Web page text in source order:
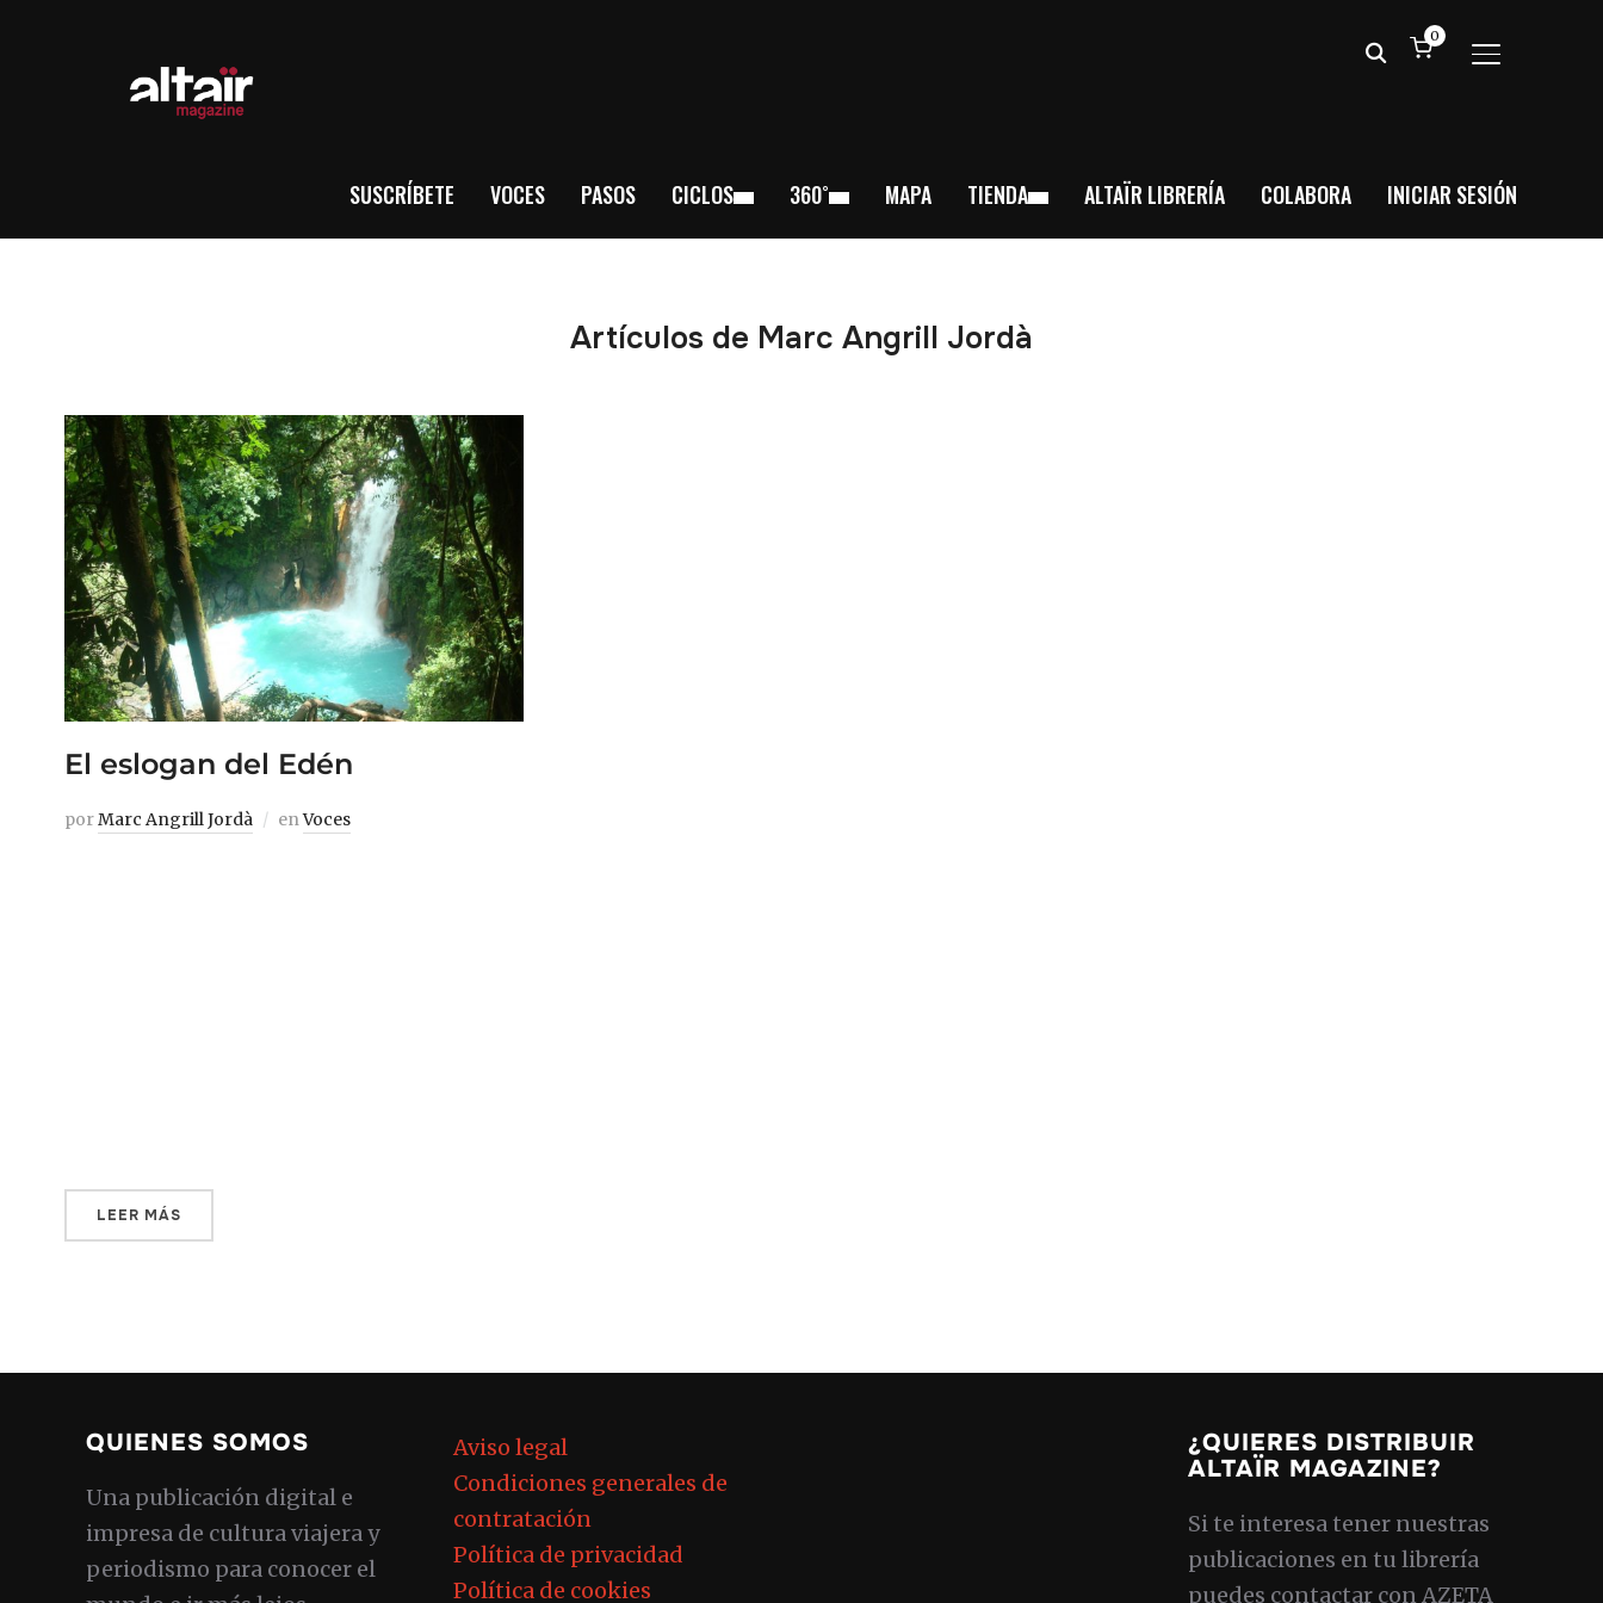
ALTERNAR
0
SUSCRÍBETE VOCES PASOS CICLOS 360˚ MAPA TIENDA ALTAÏR LIBRERÍA COLABORA INICIAR SESIÓN
Artículos de Marc Angrill Jordà
El eslogan del Edén
porMarc Angrill Jordà enVoces
LEER MÁS
QUIENES SOMOS
Una publicación digital e
impresa de cultura viajera y
periodismo para conocer el
Aviso legal
Condiciones generales de
contratación
Política de privacidad
Política de cookies
¿QUIERES DISTRIBUIR
ALTAÏR MAGAZINE?
Si te interesa tener nuestras
publicaciones en tu librería
puedes contactar con AZETA